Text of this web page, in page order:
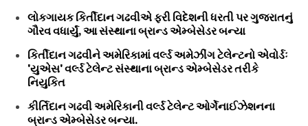
લોકગાયક કિર્તીદાન ગઢવીએ ફરી વિદેશની ધરતી પર ગુજરાતનું
ગૌરવ વધાર્યું, આ સંસ્થાના બ્રાન્ડ એમ્બેસેડર બન્યા
કિર્તીદાન ગઢવીને અમેરિકામાં વર્લ્ડ અમેઝીંગ ટેલેન્ટનો એવોર્ડઃ
'યુએસ' વર્લ્ડ ટેલેન્ટ સંસ્થાના બ્રાન્ડ એમ્બેસેડર તરીકે
નિયુકિત
કીર્તિદાન ગઢવી અમેરિકાની વર્લ્ડ ટેલેન્ટ ઓર્ગેનાઈઝેશનના
બ્રાન્ડ એમ્બેસેડર બન્યા.